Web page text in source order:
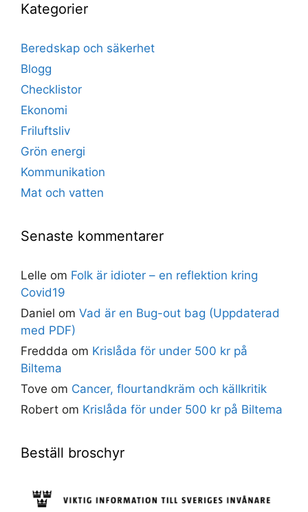
Kategorier
Beredskap och säkerhet
Blogg
Checklistor
Ekonomi
Friluftsliv
Grön energi
Kommunikation
Mat och vatten
Senaste kommentarer
Lelle om Folk är idioter – en reflektion kring
Covid19
Daniel om Vad är en Bug-out bag (Uppdaterad
med PDF)
Freddda om Krislåda för under 500 kr på
Biltema
Tove om Cancer, flourtandkräm och källkritik
Robert om Krislåda för under 500 kr på Biltema
Beställ broschyr